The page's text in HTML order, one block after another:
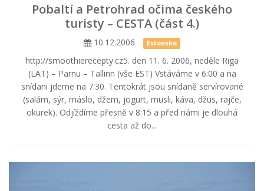
Pobaltí a Petrohrad očima českého
turisty – CESTA (část 4.)
10.12.2006 Estonsko
http://smoothierecepty.cz5. den 11. 6. 2006, neděle Riga
(LAT) – Pärnu – Tallinn (vše EST) Vstáváme v 6:00 a na
snídani jdeme na 7:30. Tentokrát jsou snídaně servírované
(salám, sýr, máslo, džem, jogurt, müsli, káva, džus, rajče,
okurek). Odjíždíme přesně v 8:15 a před námi je dlouhá
cesta až do...